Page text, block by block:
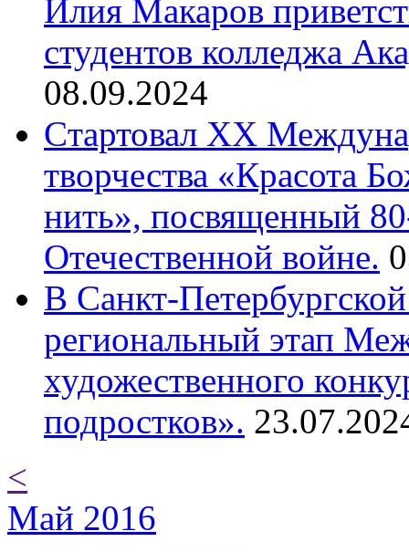
Илия Макаров
студентов колледжа
08.09.2024
Cтартовал XX
творчества «Красота
нить», посвященный
Отечественной войне.
В Санкт-
региональный этап
художественного
подростков».
<
Май 2016